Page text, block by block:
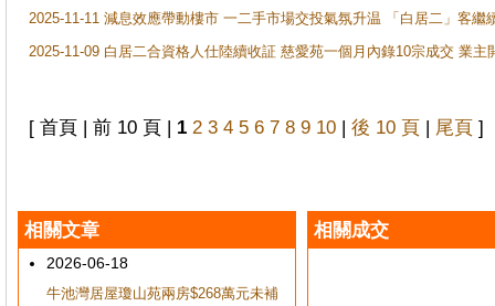
2025-11-11 減息效應帶動樓市 一二手市場交投氣氛升温 「白居二」客
2025-11-09 白居二合資格人仕陸續收証 慈愛苑一個月內錄10宗成交 業
[ 首頁 | 前 10 頁 | 1 2 3 4 5 6 7 8 9 10 | 後 10 頁 | 尾頁 ]
相關文章
2026-06-18
牛池灣居屋瓊山苑兩房$268萬元未補
相關成交